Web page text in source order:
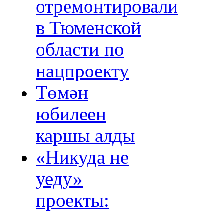
отремонтировали
в Тюменской
области по
нацпроекту
Төмән
юбилеен
каршы алды
«Никуда не
уеду»
проекты: